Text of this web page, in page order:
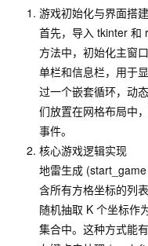
游戏初始化与界面搭建
首先，导入 tkinter 和
方法中，初始化主窗
单栏和信息栏，用于
过一个嵌套循环，动
们放置在网格布局中
事件。
核心游戏逻辑实现
地雷生成
含所有方格坐标的列
随机抽取 K 个坐标作
集合中。这种方式能